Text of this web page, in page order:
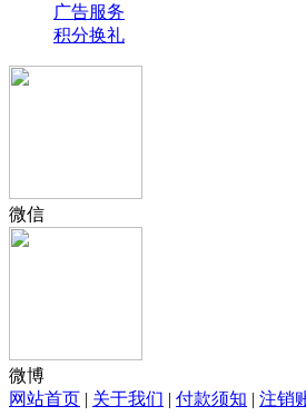
广告服务
积分换礼
微信
微博
网站首页 | 关于我们 | 付款须知 | 注销